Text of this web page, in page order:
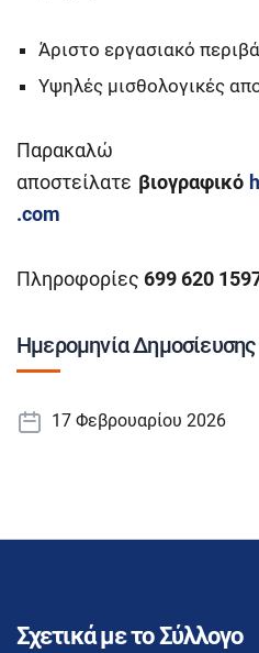
Άριστο εργασιακό
Υψηλές μισθολογικές
Παρακαλώ
αποστείλατε βιογραφικό
.com
Πληροφορίες 699 620
Ημερομηνία Δημοσίευσης
17 Φεβρουαρίου 2026
Σχετικά με το Σύλλογο